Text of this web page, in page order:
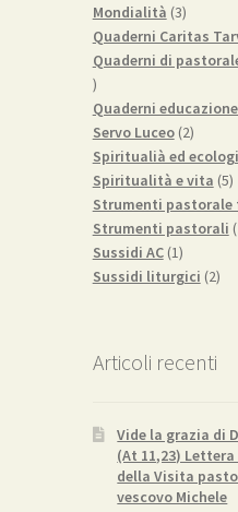
Mondialità 33
prodotti
Quaderni Caritas
Quaderni di
5
prodotti
Quaderni
Servo Luceo 22
Spiritualià ed
Spiritualità e vita 55
Strumenti
Strumenti pastorali
Sussidi AC 11
prodotto
Sussidi liturgici 22
Articoli recenti
Vide la grazia di
(At 11,23)
della Visita
vescovo Michele